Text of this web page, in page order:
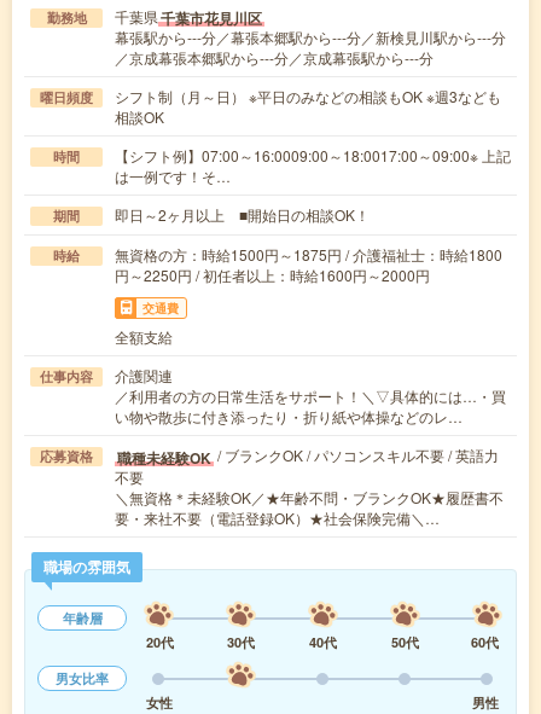
勤務地 千葉県千葉市花見川区
幕張駅から---分／幕張本郷駅から---分／新検見川駅から---分
／京成幕張本郷駅から---分／京成幕張駅から---分
曜日頻度
シフト制（月～日） ※平日のみなどの相談もOK ※週3なども
相談OK
時間
【シフト例】07:00～16:0009:00～18:0017:00～09:00※ 上記
は一例です！そ…
期間 即日～2ヶ月以上 ■開始日の相談OK！
時給
無資格の方：時給1500円～1875円 / 介護福祉士：時給1800
円～2250円 / 初任者以上：時給1600円～2000円
交通費
全額支給
仕事内容
介護関連
／利用者の方の日常生活をサポート！＼▽具体的には…・買
い物や散歩に付き添ったり・折り紙や体操などのレ…
応募資格 職種未経験OK / ブランクOK / パソコンスキル不要 / 英語力
不要
＼無資格＊未経験OK／★年齢不問・ブランクOK★履歴書不
要・来社不要（電話登録OK）★社会保険完備＼…
職場の雰囲気
年齢層
20代
30代 40代 50代
60代
男女比率
女性
男性